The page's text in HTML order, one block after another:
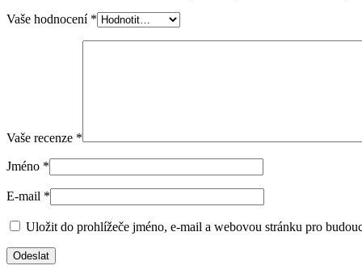
Vaše hodnocení *
Vaše recenze *
Jméno *
E-mail *
Uložit do prohlížeče jméno, e-mail a webovou stránku pro